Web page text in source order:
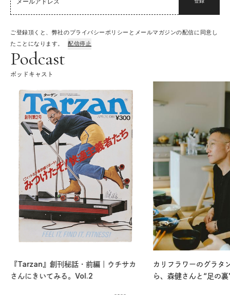
ご登録頂くと、弊社のプライバシーポリシーとメールマガジンの配信に同意し
たことになります。
配信停止
Podcast
ポッドキャスト
『Tarzan』創刊秘話・前編｜ウチサカ
さんにきいてみる。Vol.2
カリフラワーのグラタ
ら、森健さんと“足の